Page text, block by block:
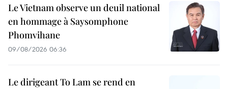
Le Vietnam observe un deuil national
en hommage à Saysomphone
Phomvihane
09/08/2026 06:36
Le dirigeant To Lam se rend en